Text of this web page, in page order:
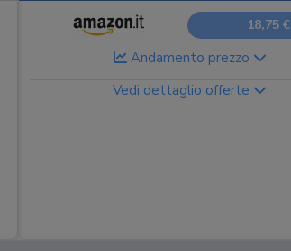
18,75 €
Andamento prezzo
Vedi dettaglio offerte